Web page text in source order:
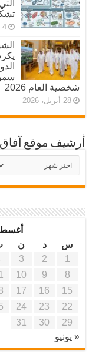
4 مايو، 2026
شخصية العام 2026
28 أبريل، 2026
أرشيف موقع آفاق
أرشيف
موقع
أغسطس
س
د ن
1
2
3
8
9
10
15
16
17
22
23
24
29
30
31
« يونيو